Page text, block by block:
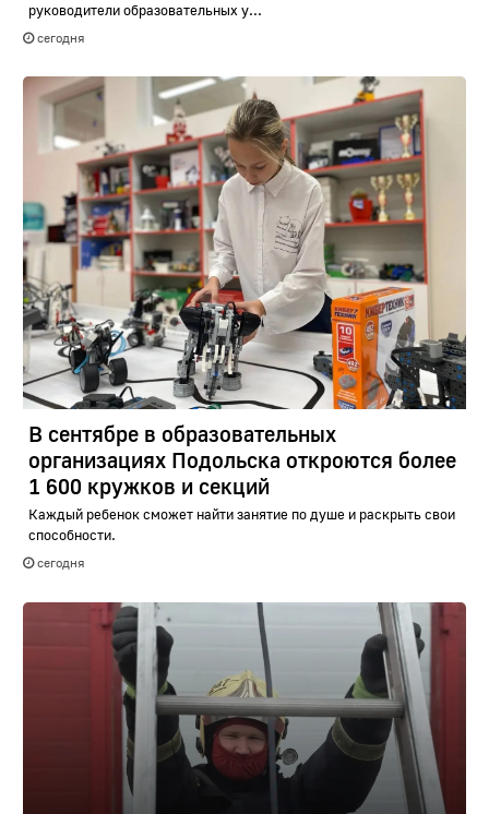
руководители образовательных у...
сегодня
В сентябре в образовательных
организациях Подольска откроются более
1 600 кружков и секций
Каждый ребенок сможет найти занятие по душе и раскрыть свои
способности.
сегодня